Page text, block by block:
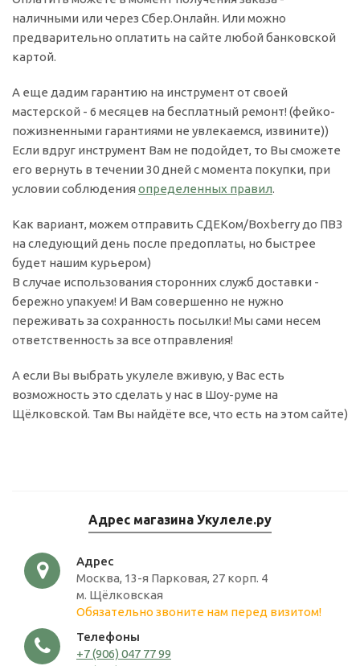
наличными или через Сбер.Онлайн. Или можно
предварительно оплатить на сайте любой банковской
картой.
А еще дадим гарантию на инструмент от своей
мастерской - 6 месяцев на бесплатный ремонт! (фейко-
пожизненными гарантиями не увлекаемся, извините))
Если вдруг инструмент Вам не подойдет, то Вы сможете
его вернуть в течении 30 дней с момента покупки, при
условии соблюдения определенных правил.
Как вариант, можем отправить СДЕКом/Boxberry до ПВЗ
на следующий день после предоплаты, но быстрее
будет нашим курьером)
В случае использования сторонних служб доставки -
бережно упакуем! И Вам совершенно не нужно
переживать за сохранность посылки! Мы сами несем
ответственность за все отправления!
А если Вы выбрать укулеле вживую, у Вас есть
возможность это сделать у нас в Шоу-руме на
Щёлковской. Там Вы найдёте все, что есть на этом сайте)
Адрес магазина Укулеле.ру
Адрес
Москва, 13-я Парковая, 27 корп. 4
м. Щёлковская
Обязательно звоните нам перед визитом!
Телефоны
+7 (906) 047 77 99